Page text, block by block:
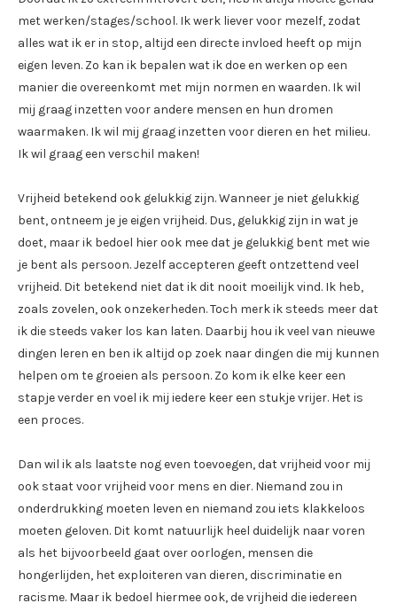
met werken/stages/school. Ik werk liever voor mezelf, zodat
alles wat ik er in stop, altijd een directe invloed heeft op mijn
eigen leven. Zo kan ik bepalen wat ik doe en werken op een
manier die overeenkomt met mijn normen en waarden. Ik wil
mij graag inzetten voor andere mensen en hun dromen
waarmaken. Ik wil mij graag inzetten voor dieren en het milieu.
Ik wil graag een verschil maken!
Vrijheid betekend ook gelukkig zijn. Wanneer je niet gelukkig
bent, ontneem je je eigen vrijheid. Dus, gelukkig zijn in wat je
doet, maar ik bedoel hier ook mee dat je gelukkig bent met wie
je bent als persoon. Jezelf accepteren geeft ontzettend veel
vrijheid. Dit betekend niet dat ik dit nooit moeilijk vind. Ik heb,
zoals zovelen, ook onzekerheden. Toch merk ik steeds meer dat
ik die steeds vaker los kan laten. Daarbij hou ik veel van nieuwe
dingen leren en ben ik altijd op zoek naar dingen die mij kunnen
helpen om te groeien als persoon. Zo kom ik elke keer een
stapje verder en voel ik mij iedere keer een stukje vrijer. Het is
een proces.
Dan wil ik als laatste nog even toevoegen, dat vrijheid voor mij
ook staat voor vrijheid voor mens en dier. Niemand zou in
onderdrukking moeten leven en niemand zou iets klakkeloos
moeten geloven. Dit komt natuurlijk heel duidelijk naar voren
als het bijvoorbeeld gaat over oorlogen, mensen die
hongerlijden, het exploiteren van dieren, discriminatie en
racisme. Maar ik bedoel hiermee ook, de vrijheid die iedereen